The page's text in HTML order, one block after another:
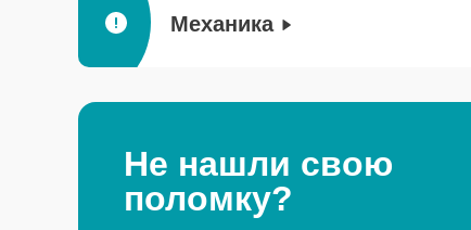
Механика
Не нашли свою
поломку?